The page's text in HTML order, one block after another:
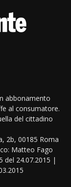
abbonamento
al consumatore.
del cittadino
2b, 00185 Roma
Matteo Fago
del 24.07.2015 |